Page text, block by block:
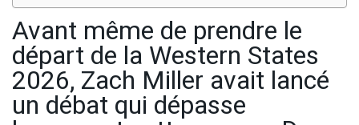
Avant même de prendre le
départ de la Western States
2026, Zach Miller avait lancé
un débat qui dépasse